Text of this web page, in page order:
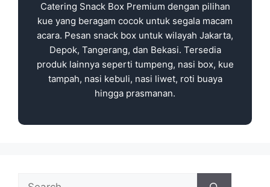
Catering Snack Box Premium dengan pilihan
kue yang beragam cocok untuk segala macam
acara. Pesan snack box untuk wilayah Jakarta,
Depok, Tangerang, dan Bekasi. Tersedia
produk lainnya seperti tumpeng, nasi box, kue
tampah, nasi kebuli, nasi liwet, roti buaya
hingga prasmanan.